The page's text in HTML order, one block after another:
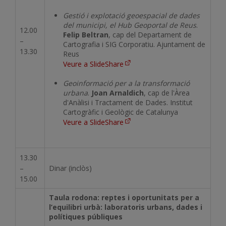
12.00
–
13.30
Gestió i explotació geoespacial de dades
del municipi, el Hub Geoportal de Reus.
Felip Beltran, cap del Departament de
Cartografia i SIG Corporatiu. Ajuntament de
Reus
Veure a SlideShare
Geoinformació per a la transformació
urbana. Joan Arnaldich, cap de l'Àrea
d'Anàlisi i Tractament de Dades. Institut
Cartogràfic i Geològic de Catalunya
Veure a SlideShare
13.30
–
15.00
Dinar (inclòs)
Taula rodona: reptes i oportunitats per a
l’equilibri urbà: laboratoris urbans, dades i
polítiques públiques